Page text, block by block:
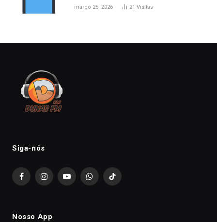
março 25, 2026 21 Visitas
Siga-nós
FacebookInstagramYouTubeWhatsAppTikTok
Nosso App